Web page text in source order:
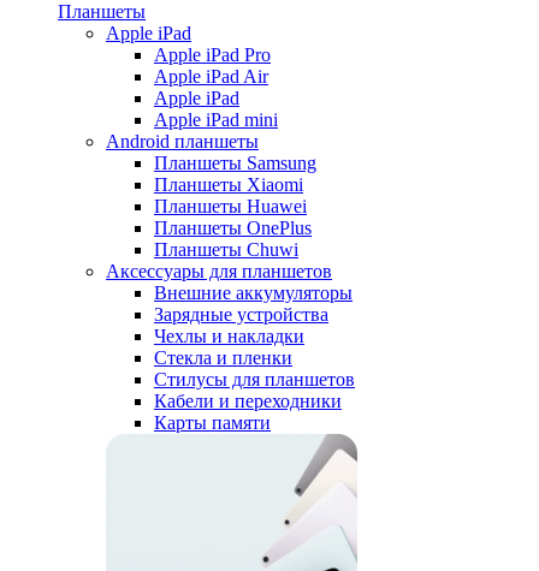
Планшеты
Apple iPad
Apple iPad Pro
Apple iPad Air
Apple iPad
Apple iPad mini
Android планшеты
Планшеты Samsung
Планшеты Xiaomi
Планшеты Huawei
Планшеты OnePlus
Планшеты Chuwi
Аксессуары для планшетов
Внешние аккумуляторы
Зарядные устройства
Чехлы и накладки
Стекла и пленки
Стилусы для планшетов
Кабели и переходники
Карты памяти